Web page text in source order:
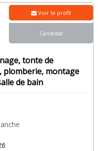
tonte de
plomberie, montage
de bain
Voir le profil
Candidat